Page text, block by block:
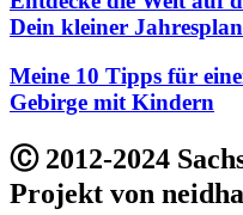
Dein kleiner
Meine 10 Tipps für
Gebirge mit Kindern
Ⓒ 2012-2024
Projekt von